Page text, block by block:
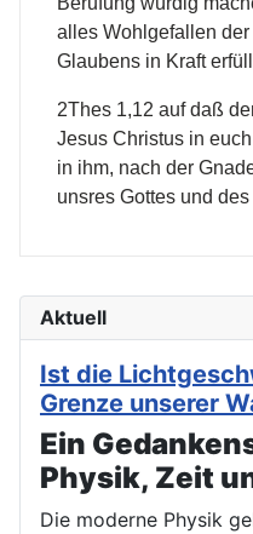
alles Wohlgefallen
Glaubens in Kraft
2Thes 1,12 auf daß
Jesus Christus in
in ihm, nach der
unsres Gottes und
Aktuell
Ist die
Grenze unserer
Ein
Physik, Zeit
Die moderne Physik